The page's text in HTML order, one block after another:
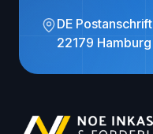
DE
22179 Hamburg